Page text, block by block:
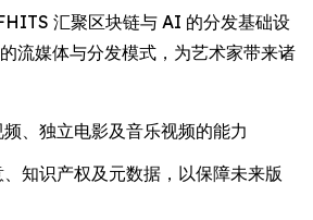
汇聚区块链与 AI 的分发基础设
流媒体与分发模式，为艺术家带来诸
、独立电影及音乐视频的能力
知识产权及元数据，以保障未来版